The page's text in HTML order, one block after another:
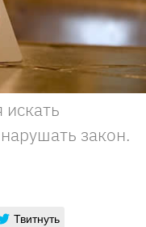
закон.
Твитнуть